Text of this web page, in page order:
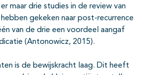
maar drie studies in de review van
gekeken naar post-recurrence
van de drie een voordeel aangaf
(Antonowicz, 2015).
is de bewijskracht laag. Dit heeft